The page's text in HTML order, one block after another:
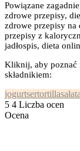
Powiązane
zdrowe przepisy,
zdrowe przepisy na
przepisy z
jadłospis, dieta
Kliknij, aby poznać
składnikiem:
jogurtsertortillasałata
5 4 Liczba ocen
Ocena